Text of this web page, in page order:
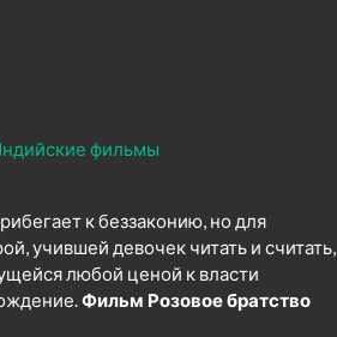
фильмы
к беззаконию, но для
учившей девочек читать и считать,
любой ценой к власти
Фильм Розовое братство